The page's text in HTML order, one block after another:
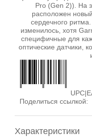
Pro (Gen 2)). На
расположен
сердечного
изменилось, хотя
специфичные для
оптические датчики,
Поделиться ссылкой:
Характеристики